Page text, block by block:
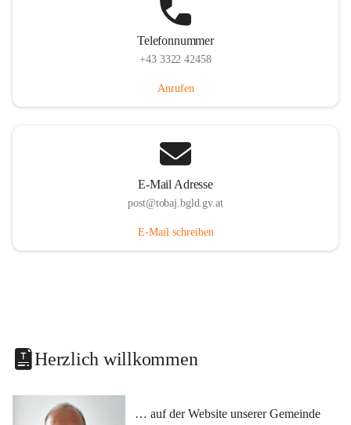
Telefonnummer
+43 3322 42458
Anrufen
E-Mail Adresse
post@tobaj.bgld.gv.at
E-Mail schreiben
Herzlich willkommen
… auf der Website unserer Gemeinde